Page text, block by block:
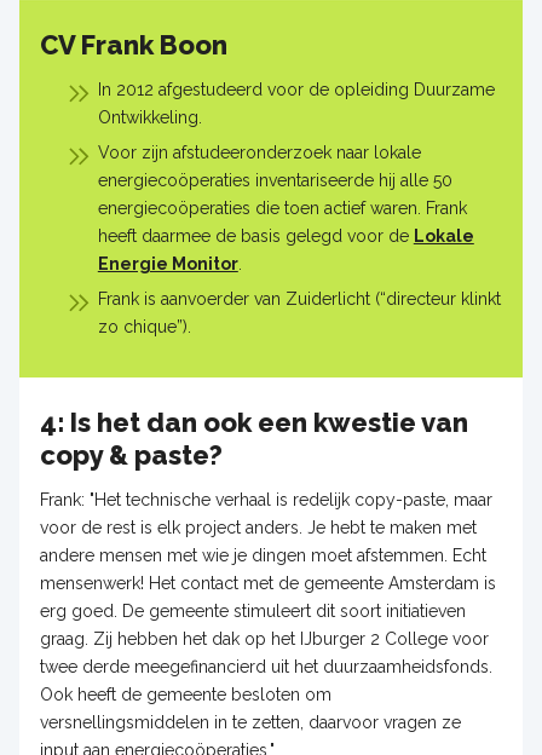
CV Frank Boon
In 2012 afgestudeerd voor de opleiding Duurzame
Ontwikkeling.
Voor zijn afstudeeronderzoek naar lokale
energiecoöperaties inventariseerde hij alle 50
energiecoöperaties die toen actief waren. Frank
heeft daarmee de basis gelegd voor de Lokale
Energie Monitor.
Frank is aanvoerder van Zuiderlicht (“directeur klinkt
zo chique”).
4: Is het dan ook een kwestie van
copy & paste?
Frank: "Het technische verhaal is redelijk copy-paste, maar
voor de rest is elk project anders. Je hebt te maken met
andere mensen met wie je dingen moet afstemmen. Echt
mensenwerk! Het contact met de gemeente Amsterdam is
erg goed. De gemeente stimuleert dit soort initiatieven
graag. Zij hebben het dak op het IJburger 2 College voor
twee derde meegefinancierd uit het duurzaamheidsfonds.
Ook heeft de gemeente besloten om
versnellingsmiddelen in te zetten, daarvoor vragen ze
input aan energiecoöperaties."